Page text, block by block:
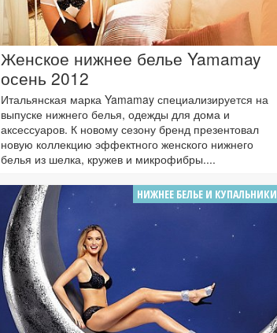
Женское нижнее белье Yamamay
осень 2012
Итальянская марка Yamamay специализируется на
выпуске нижнего белья, одежды для дома и
аксессуаров. К новому сезону бренд презентовал
новую коллекцию эффектного женского нижнего
белья из шелка, кружев и микрофибры....
НИЖНЕЕ БЕЛЬЕ И КУПАЛЬНИКИ